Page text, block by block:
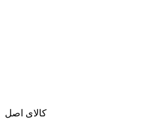
کالای اصل